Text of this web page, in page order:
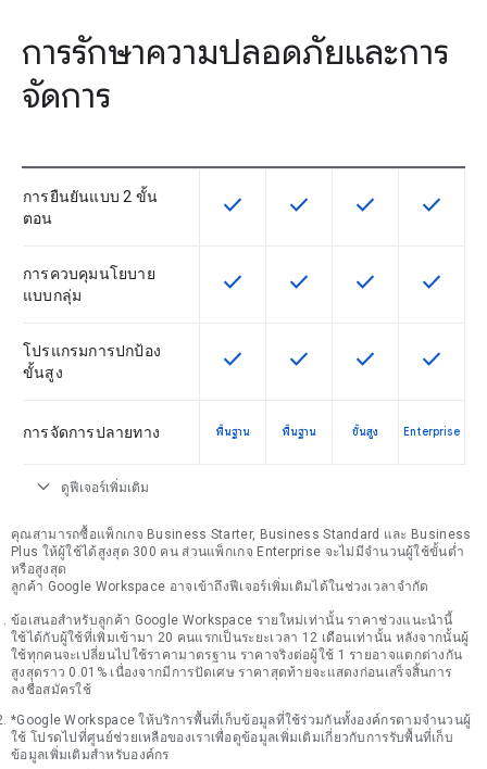
การรักษาความปลอดภัยและการ
จัดการ
การยืนยันแบบ 2 ขั้น
ตอน
ฟีเจอร์นี้ใช้ได้กับ SKU
check ฟีเจอร์นี้ใช้ได้กับ SKU
check ฟีเจอร์นี้ใช้ได้กับ
check ฟีเจอร์นี้
check
การควบคุมนโยบาย
แบบกลุ่ม
ฟีเจอร์นี้ใช้ได้กับ SKU
check ฟีเจอร์นี้ใช้ได้กับ SKU
check ฟีเจอร์นี้ใช้ได้กับ
check ฟีเจอร์นี้
check
โปรแกรมการปกป้อง
ขั้นสูง
ฟีเจอร์นี้ใช้ได้กับ SKU
check ฟีเจอร์นี้ใช้ได้กับ SKU
check ฟีเจอร์นี้ใช้ได้กับ
check ฟีเจอร์นี้
check
การจัดการปลายทาง พื้นฐาน พื้นฐาน ขั้นสูง Enterprise
expand_more ดูฟีเจอร์เพิ่มเติม
คุณสามารถซื้อแพ็กเกจ Business Starter, Business Standard และ Business
Plus ให้ผู้ใช้ได้สูงสุด 300 คน ส่วนแพ็กเกจ Enterprise จะไม่มีจำนวนผู้ใช้ขั้นต่ำ
หรือสูงสุด
ลูกค้า Google Workspace อาจเข้าถึงฟีเจอร์เพิ่มเติมได้ในช่วงเวลาจำกัด
ข้อเสนอสำหรับลูกค้า Google Workspace รายใหม่เท่านั้น ราคาช่วงแนะนำนี้
ใช้ได้กับผู้ใช้ที่เพิ่มเข้ามา 20 คนแรกเป็นระยะเวลา 12 เดือนเท่านั้น หลังจากนั้นผู้
ใช้ทุกคนจะเปลี่ยนไปใช้ราคามาตรฐาน ราคาจริงต่อผู้ใช้ 1 รายอาจแตกต่างกัน
สูงสุดราว 0.01% เนื่องจากมีการปัดเศษ ราคาสุดท้ายจะแสดงก่อนเสร็จสิ้นการ
ลงชื่อสมัครใช้
*Google Workspace ให้บริการพื้นที่เก็บข้อมูลที่ใช้ร่วมกันทั้งองค์กรตามจำนวนผู้
ใช้ โปรดไปที่ศูนย์ช่วยเหลือของเราเพื่อดูข้อมูลเพิ่มเติมเกี่ยวกับการรับพื้นที่เก็บ
ข้อมูลเพิ่มเติมสำหรับองค์กร